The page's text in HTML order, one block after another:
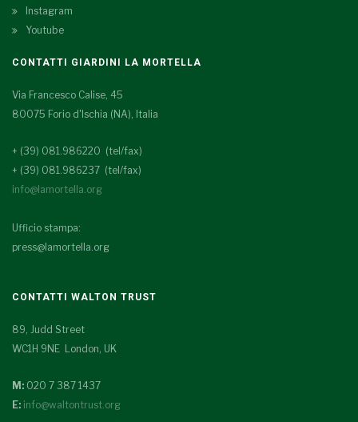
Instagram
Youtube
CONTATTI GIARDINI LA MORTELLA
Via Francesco Calise, 45
80075 Forio d'Ischia (NA), Italia
+ (39) 081.986220 (tel/fax)
+ (39) 081.986237 (tel/fax)
info@lamortella.org
Ufficio stampa:
press@lamortella.org
CONTATTI WALTON TRUST
89, Judd Street
WC1H 9NE London, UK
M: 020 7 387 1437
E: info@waltontrust.org